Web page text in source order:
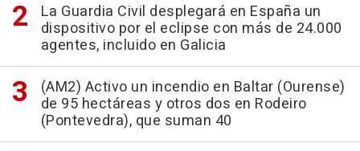
La Guardia Civil desplegará en España un
dispositivo por el eclipse con más de 24.000
agentes, incluido en Galicia
(AM2) Activo un incendio en Baltar (Ourense)
de 95 hectáreas y otros dos en Rodeiro
(Pontevedra), que suman 40